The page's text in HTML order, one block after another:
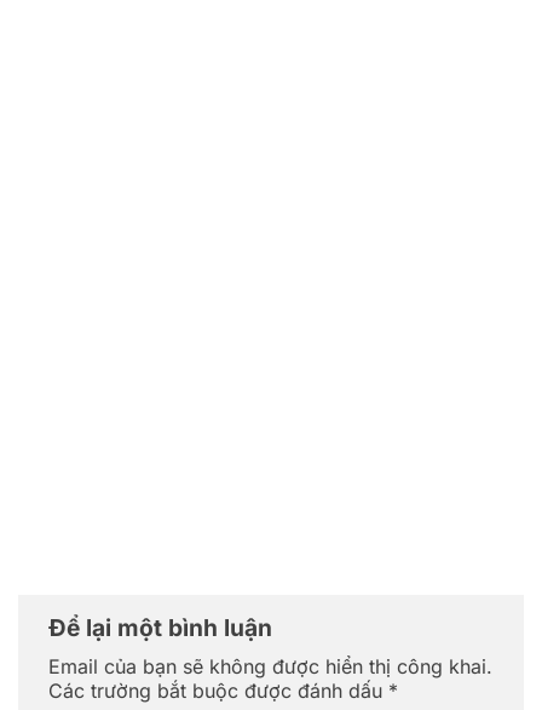
Để lại một bình luận
Email của bạn sẽ không được hiển thị công khai.
Các trường bắt buộc được đánh dấu *